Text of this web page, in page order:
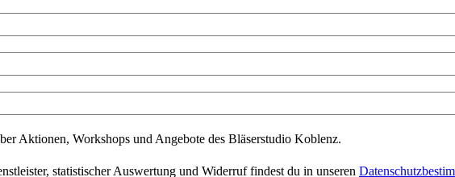
Aktionen, Workshops und Angebote des Bläserstudio Koblenz.
statistischer Auswertung und Widerruf findest du in unseren